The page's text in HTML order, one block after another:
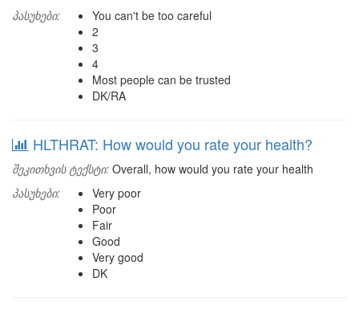
პასუხები:
You can't be too careful
2
3
4
Most people can be trusted
DK/RA
HLTHRAT: How would you rate your health?
შეკითხვის ტექსტი: Overall, how would you rate your health
პასუხები:
Very poor
Poor
Fair
Good
Very good
DK